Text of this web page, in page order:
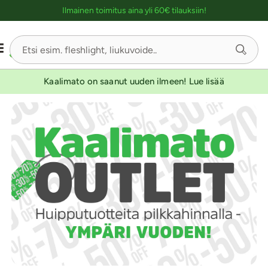
Ilmainen toimitus aina yli 60€ tilauksiin!
Kaalimato on saanut uuden ilmeen! Lue lisää